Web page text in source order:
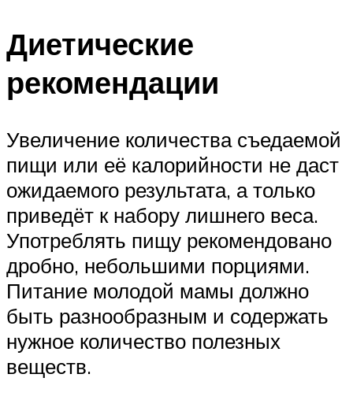
Диетические
рекомендации
Увеличение количества съедаемой
пищи или её калорийности не даст
ожидаемого результата, а только
приведёт к набору лишнего веса.
Употреблять пищу рекомендовано
дробно, небольшими порциями.
Питание молодой мамы должно
быть разнообразным и содержать
нужное количество полезных
веществ.